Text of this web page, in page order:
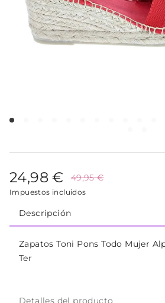
24,98 € 49,95 €
Impuestos incluidos
Descripción
Zapatos Toni Pons Todo Mujer
Ter
Detalles del producto